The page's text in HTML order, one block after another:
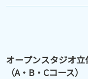
オープンスタジオ
（A・B・Cコース）